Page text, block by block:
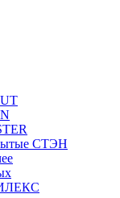
СТЭН